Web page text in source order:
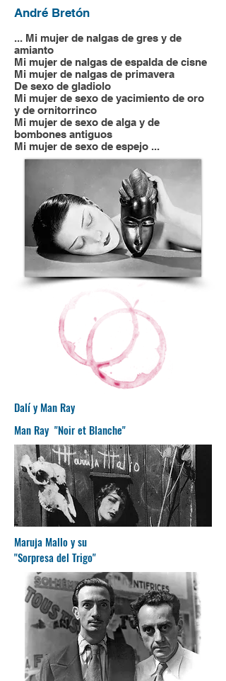
André Bretón
... Mi mujer de nalgas de gres y de
amianto
Mi mujer de nalgas de espalda de cisne
Mi mujer de nalgas de primavera
De sexo de gladiolo
Mi mujer de sexo de yacimiento de oro
y de ornitorrinco
Mi mujer de sexo de alga y de
bombones antiguos
Mi mujer de sexo de espejo ...
Dalí y Man Ray
Man Ray "Noir et Blanche"
Maruja Mallo y su
"Sorpresa del Trigo"